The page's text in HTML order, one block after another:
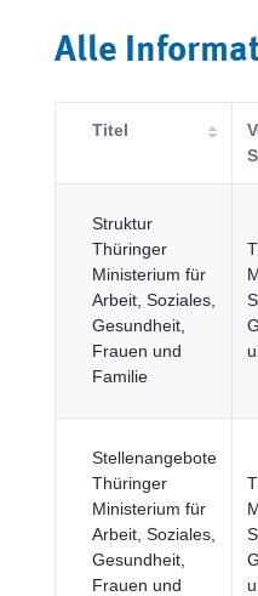
Alle
Titel
Struktur
Thüringer
Ministerium für
Arbeit, Soziales,
Gesundheit,
Frauen und
Familie
Stellenangebote
Thüringer
Ministerium für
Arbeit, Soziales,
Gesundheit,
Frauen und